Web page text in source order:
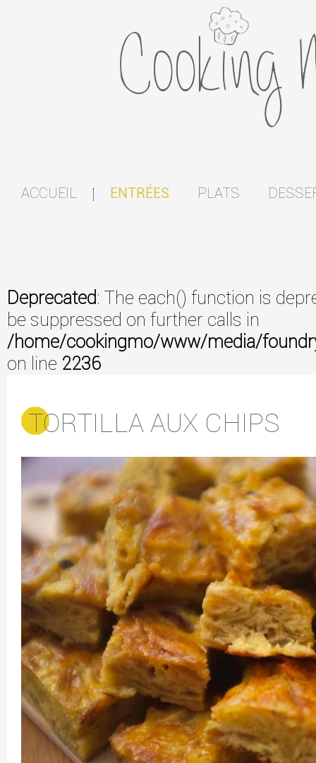
ACCUEIL ENTRÉES PLATS
Deprecated: The each() function is
be suppressed on further calls in
/home/cookingmo/www/media/
on line 2236
TORTILLA AUX CHIPS